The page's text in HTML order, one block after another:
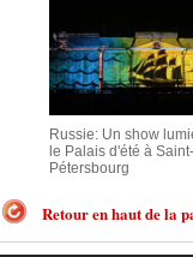
Russie: Un show
le Palais d'été à Saint-
Pétersbourg
Retour en haut de la